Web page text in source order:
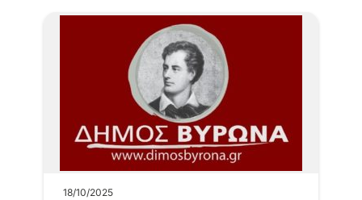
18/10/2025